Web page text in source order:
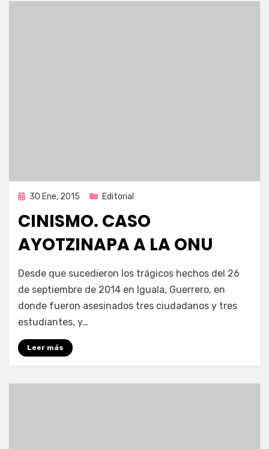
Publicada
30 Ene, 2015 Editorial
CINISMO. CASO
AYOTZINAPA A LA ONU
por
Desde que sucedieron los trágicos hechos del 26
de septiembre de 2014 en Iguala, Guerrero, en
donde fueron asesinados tres ciudadanos y tres
estudiantes, y…
Leer más